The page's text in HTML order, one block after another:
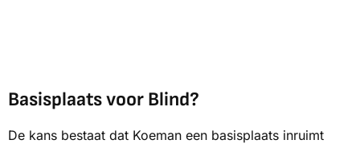
Basisplaats voor Blind?
De kans bestaat dat Koeman een basisplaats inruimt